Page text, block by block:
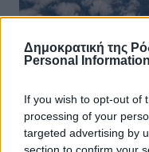
Δημοκρατική της
Personal Information
If you wish to opt-out of
processing of your
targeted advertising by
section to confirm your
Τουρκία: Πάνω
Κλιμακώνει την
Ελλάδας, ο Ρετζέπ
προεκλογικά, τίποτα